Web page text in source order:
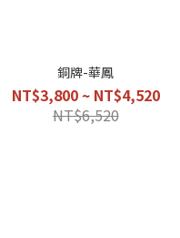
銅牌-華鳳
NT$3,800 ~ NT$4,520
NT$6,520